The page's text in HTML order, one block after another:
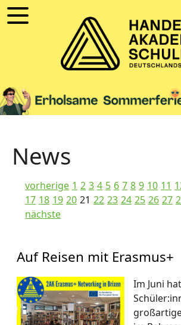
News
vorherige 1 2 3 4 5 6 7 8 9 10 11
17 18 19 20 21 22 23 24 25 26 27
nächste
Auf Reisen mit Erasmus+
Im Juni